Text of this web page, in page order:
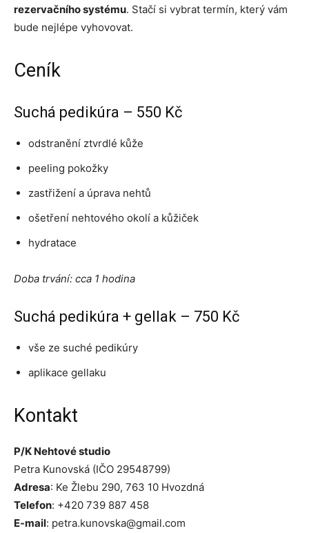
rezervačního systému. Stačí si vybrat termín, který vám
bude nejlépe vyhovovat.
Ceník
Suchá pedikúra – 550 Kč
odstranění ztvrdlé kůže
peeling pokožky
zastřižení a úprava nehtů
ošetření nehtového okolí a kůžiček
hydratace
Doba trvání: cca 1 hodina
Suchá pedikúra + gellak – 750 Kč
vše ze suché pedikúry
aplikace gellaku
Kontakt
P/K Nehtové studio
Petra Kunovská (IČO 29548799)
Adresa: Ke Žlebu 290, 763 10 Hvozdná
Telefon: +420 739 887 458
E-mail: petra.kunovska@gmail.com